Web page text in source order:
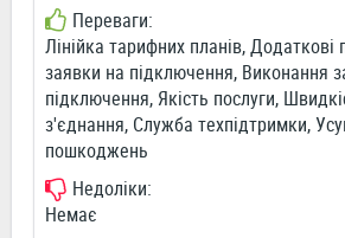
Переваги:
Лінійка тарифних планів, Додаткові
заявки на підключення, Виконання
підключення, Якість послуги,
з'єднання, Служба техпідтримки,
пошкоджень
Недоліки:
Немає